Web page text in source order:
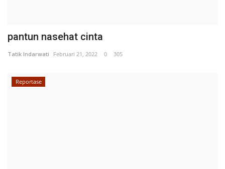
pantun nasehat cinta
Tatik Indarwati Februari 21, 2022 0 305
Reportase